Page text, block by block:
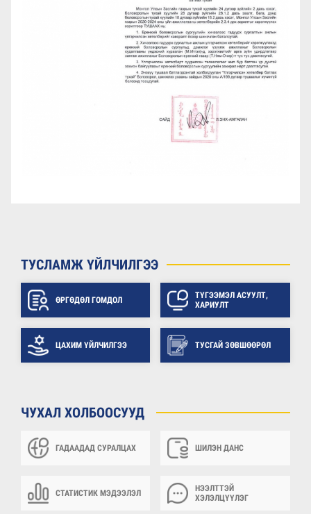
ТУСЛАМЖ ҮЙЛЧИЛГЭЭ
ӨРГӨДӨЛ ГОМДОЛ
ТҮГЭЭМЭЛ АСУУЛТ,
ХАРИУЛТ
ЦАХИМ ҮЙЛЧИЛГЭЭ ТУСГАЙ ЗӨВШӨӨРӨЛ
ЧУХАЛ ХОЛБООСУУД
ГАДААДАД СУРАЛЦАХ ШИЛЭН ДАНС
СТАТИСТИК МЭДЭЭЛЭЛ
НЭЭЛТТЭЙ
ХЭЛЭЛЦҮҮЛЭГ